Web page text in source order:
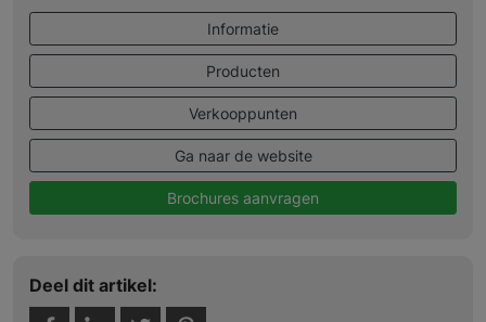
Informatie
Producten
Verkooppunten
Ga naar de website
Brochures aanvragen
Deel dit artikel: